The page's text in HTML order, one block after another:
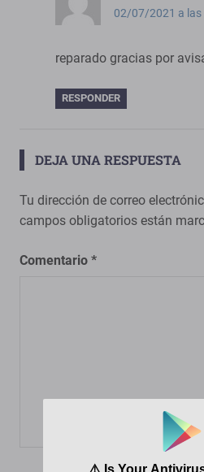
02/07/2021 a las
reparado gracias por
RESPONDER
DEJA UNA RESPUESTA
Tu dirección de correo
campos obligatorios están
Comentario *